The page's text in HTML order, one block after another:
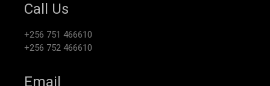
Call Us
+256 751 466610
+256 752 466610
Email